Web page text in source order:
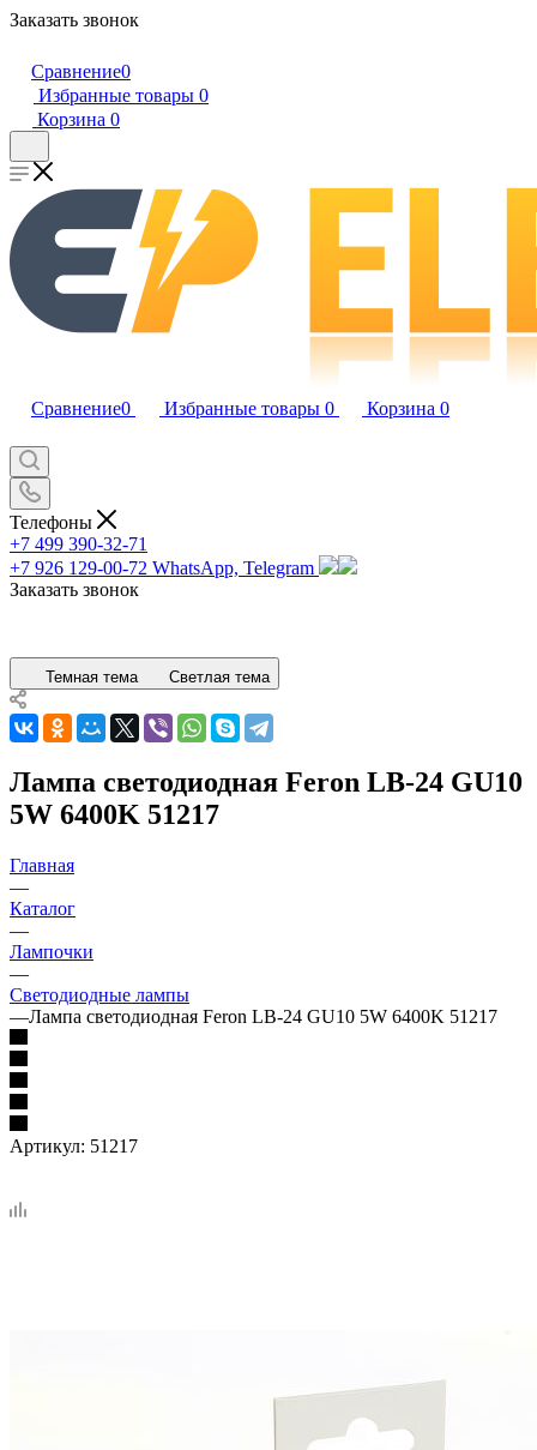
Заказать звонок
Сравнение0
Избранные товары 0
Корзина 0
Сравнение0 Избранные товары 0 Корзина 0
Телефоны
+7 499 390-32-71
+7 926 129-00-72 WhatsApp, Telegram
Заказать звонок
Темная тема Светлая тема
Лампа светодиодная Feron LB-24 GU10
5W 6400K 51217
Главная
—
Каталог
—
Лампочки
—
Светодиодные лампы
—Лампа светодиодная Feron LB-24 GU10 5W 6400K 51217
Артикул: 51217